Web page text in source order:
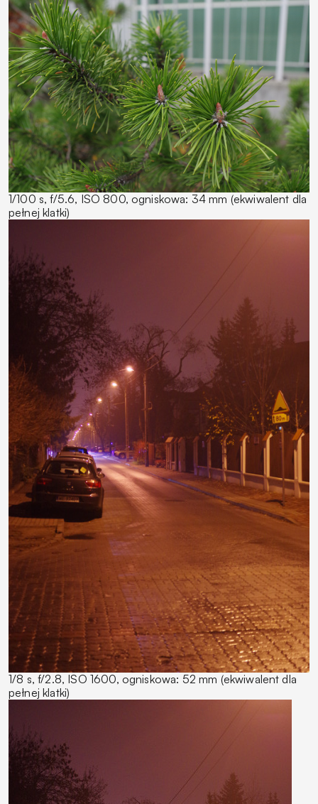
1/100 s, f/5.6, ISO 800, ogniskowa: 34 mm (ekwiwalent dla
pełnej klatki)
1/8 s, f/2.8, ISO 1600, ogniskowa: 52 mm (ekwiwalent dla
pełnej klatki)